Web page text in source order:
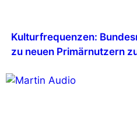
Kulturfrequenzen:
zu neuen Primärnutzern